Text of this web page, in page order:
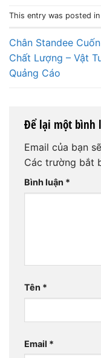
This entry was posted in
Chân Standee
Chất Lượng – Vật
Quảng Cáo
Để lại một bình
Email của bạn
Các trường bắt
Bình luận *
Tên *
Email *